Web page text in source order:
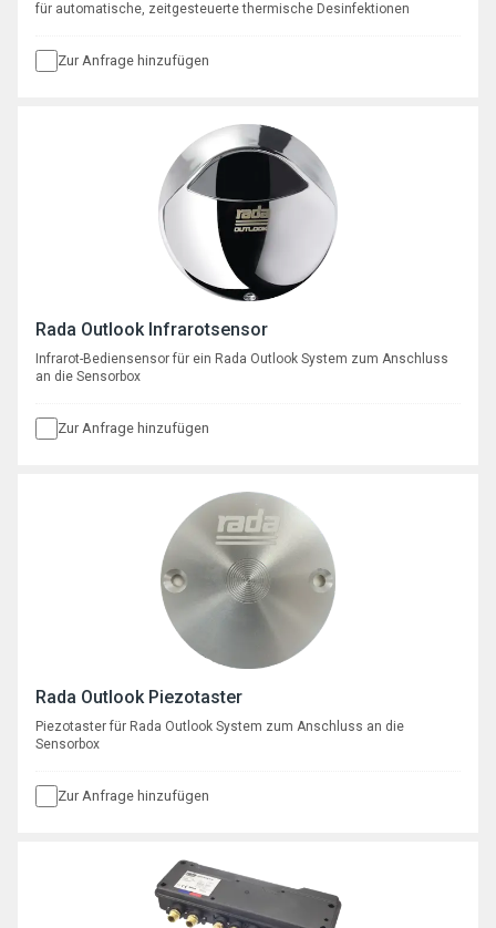
für automatische, zeitgesteuerte thermische Desinfektionen
Zur Anfrage hinzufügen
Rada Outlook Infrarotsensor
Infrarot-Bediensensor für ein Rada Outlook System zum Anschluss
an die Sensorbox
Zur Anfrage hinzufügen
Rada Outlook Piezotaster
Piezotaster für Rada Outlook System zum Anschluss an die
Sensorbox
Zur Anfrage hinzufügen